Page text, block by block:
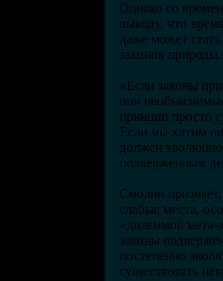
Однако со
выводу, что
даже может
законов природы.
«Если законы
они
принцип просто
Если мы хотим
должен
подверженным
Смолин
слабые места,
«дилеммой мета-
законы
постепенно
существовать